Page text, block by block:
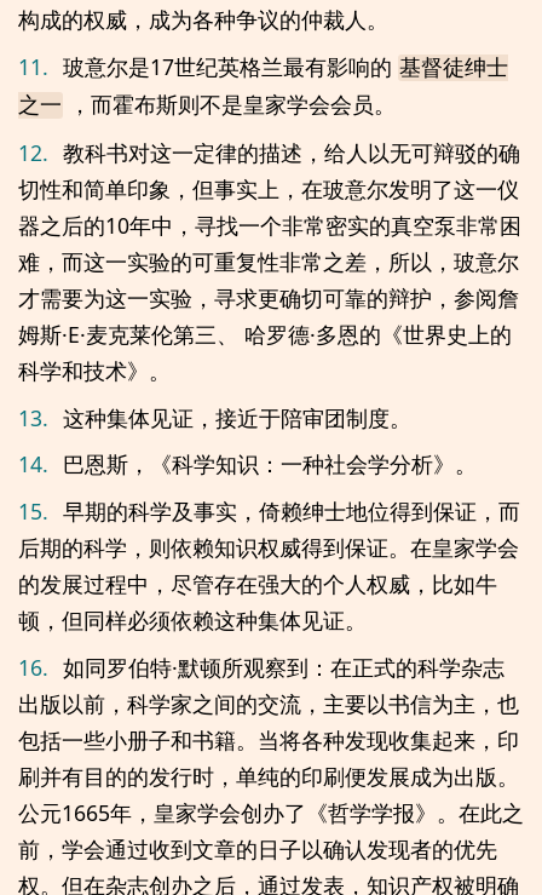
构成的权威，成为各种争议的仲裁人。
11. 玻意尔是17世纪英格兰最有影响的 基督徒绅士
之一
，而霍布斯则不是皇家学会会员。
12. 教科书对这一定律的描述，给人以无可辩驳的确
切性和简单印象，但事实上，在玻意尔发明了这一仪
器之后的10年中，寻找一个非常密实的真空泵非常困
难，而这一实验的可重复性非常之差，所以，玻意尔
才需要为这一实验，寻求更确切可靠的辩护，参阅詹
姆斯·E·麦克莱伦第三、 哈罗德·多恩的《世界史上的
科学和技术》。
13. 这种集体见证，接近于陪审团制度。
14. 巴恩斯，《科学知识：一种社会学分析》。
15. 早期的科学及事实，倚赖绅士地位得到保证，而
后期的科学，则依赖知识权威得到保证。在皇家学会
的发展过程中，尽管存在强大的个人权威，比如牛
顿，但同样必须依赖这种集体见证。
16. 如同罗伯特·默顿所观察到：在正式的科学杂志
出版以前，科学家之间的交流，主要以书信为主，也
包括一些小册子和书籍。当将各种发现收集起来，印
刷并有目的的发行时，单纯的印刷便发展成为出版。
公元1665年，皇家学会创办了《哲学学报》。在此之
前，学会通过收到文章的日子以确认发现者的优先
权。但在杂志创办之后，通过发表，知识产权被明确